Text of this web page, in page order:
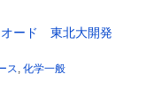
オード 東北大開発
ス, 化学一般